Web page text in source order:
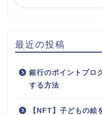
最近の投稿
銀行のポイントプロ
する方法
【NFT】子どもの絵